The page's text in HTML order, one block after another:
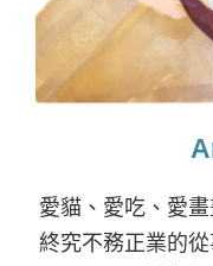
愛貓、愛吃、愛
終究不務正業的